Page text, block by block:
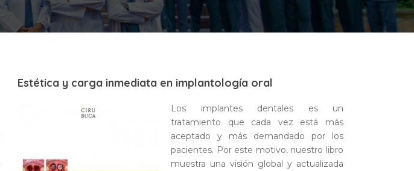
Estética y carga inmediata en implantología oral
Los implantes dentales es un
tratamiento que cada vez está más
aceptado y más demandado por los
pacientes. Por este motivo, nuestro libro
muestra una visión global y actualizada